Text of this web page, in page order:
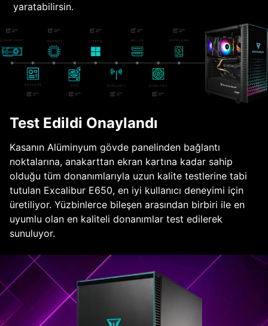
yaratabilirsin.
Test Edildi Onaylandı
Kasanın Alüminyum gövde panelinden bağlantı
noktalarına, anakarttan ekran kartına kadar sahip
olduğu tüm donanımlarıyla uzun kalite testlerine tabi
tutulan Excalibur E650, en iyi kullanıcı deneyimi için
üretiliyor. Yüzbinlerce bileşen arasından birbiri ile en
uyumlu olan en kaliteli donanımlar test edilerek
sunuluyor.